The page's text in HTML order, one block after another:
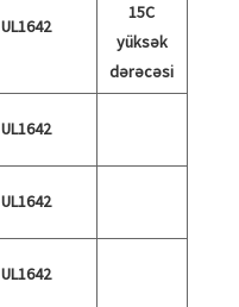
UL1642
15C
yüksək
dərəcəsi
UL1642
UL1642
UL1642